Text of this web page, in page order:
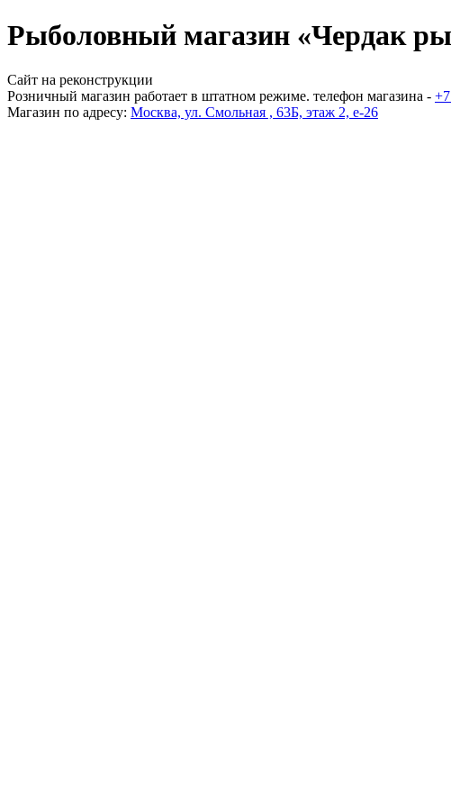
Рыболовный магазин «Чердак
Сайт на реконструкции
Розничный магазин работает в штатном режиме. телефон магазина -
Магазин по адресу: Москва, ул. Смольная , 63Б, этаж 2, е-26